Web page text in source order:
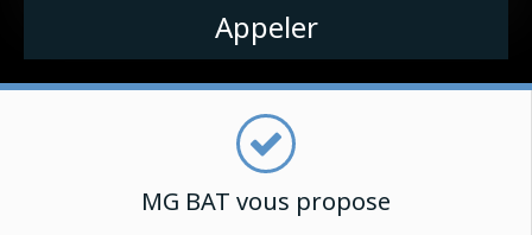
Appeler
MG BAT vous propose